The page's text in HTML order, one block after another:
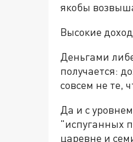
якобы
Высокие
Деньгами
получается:
совсем не те,
Да и с
"испуганных
царевне и